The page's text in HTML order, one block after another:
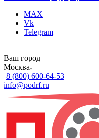
MAX
Vk
Telegram
Ваш город
Москва
8 (800) 600-64-53
info@podrf.ru